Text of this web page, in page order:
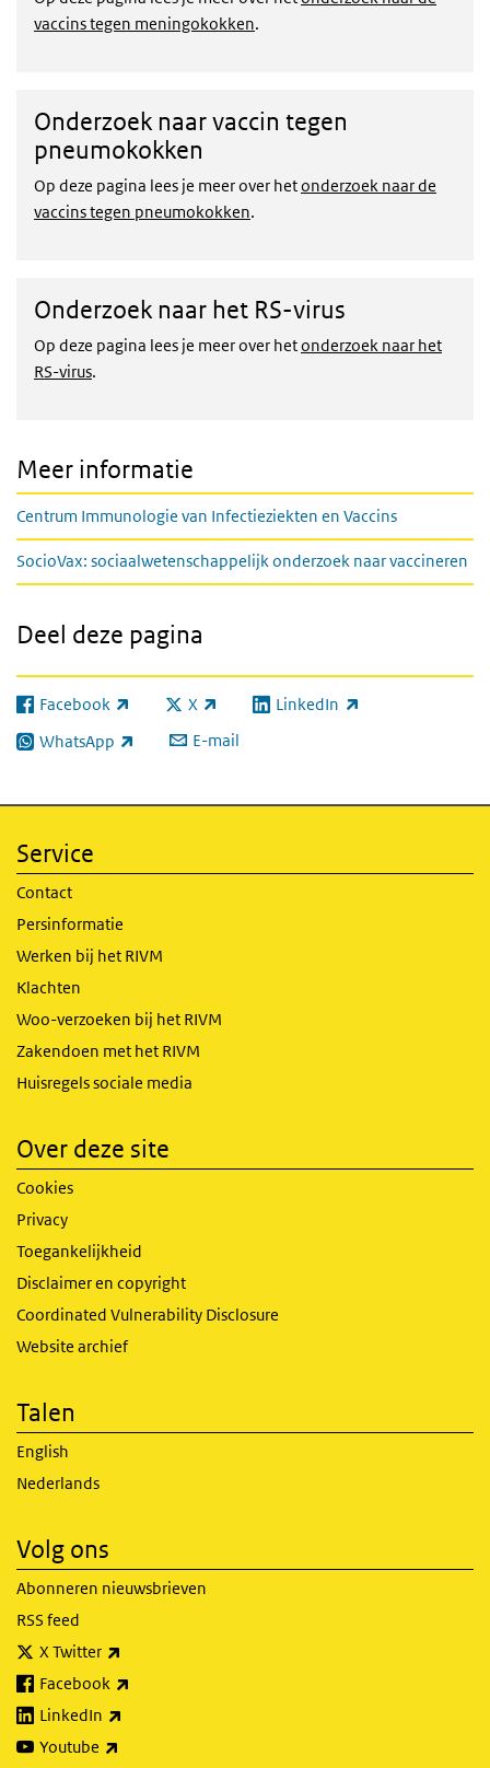
vaccins tegen meningokokken.
Onderzoek naar vaccin tegen
pneumokokken
Op deze pagina lees je meer over hetonderzoek naar de
vaccins tegen pneumokokken.
Onderzoek naar het RS-virus
Op deze pagina lees je meer over hetonderzoek naar het
RS-virus.
Meer informatie
Centrum Immunologie van Infectieziekten en Vaccins
SocioVax: sociaalwetenschappelijk onderzoek naar vaccineren
Deel deze pagina
Facebook
(externe link) X
(externe link) LinkedIn
(externe link)
WhatsApp
(externe link) E-mail
Service
Contact
Persinformatie
Werken bij het RIVM
Klachten
Woo-verzoeken bij het RIVM
Zakendoen met het RIVM
Huisregels sociale media
Over deze site
Cookies
Privacy
Toegankelijkheid
Disclaimer en copyright
Coordinated Vulnerability Disclosure
Website archief
Talen
English
Nederlands
Volg ons
Abonneren nieuwsbrieven
RSS feed
X Twitter
Facebook
LinkedIn
Youtube